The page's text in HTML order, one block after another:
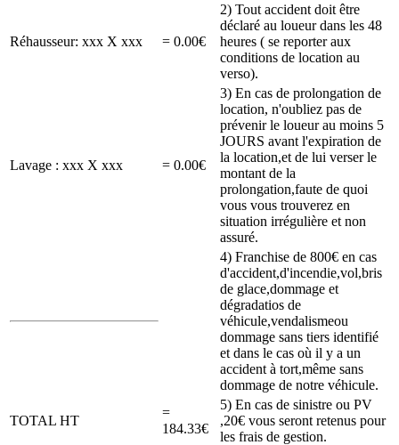
Réhausseur: xxx X xxx = 0.00€
2) Tout accident doit être
déclaré au loueur dans les 48
heures ( se reporter aux
conditions de location au
verso).
Lavage : xxx X xxx = 0.00€
3) En cas de prolongation de
location, n'oubliez pas de
prévenir le loueur au moins 5
JOURS avant l'expiration de
la location,et de lui verser le
montant de la
prolongation,faute de quoi
vous vous trouverez en
situation irrégulière et non
assuré.
4) Franchise de 800€ en cas
d'accident,d'incendie,vol,bris
de glace,dommage et
dégradatios de
véhicule,vendalismeou
dommage sans tiers identifié
et dans le cas où il y a un
accident à tort,même sans
dommage de notre véhicule.
TOTAL HT
=
184.33€
5) En cas de sinistre ou PV
,20€ vous seront retenus pour
les frais de gestion.